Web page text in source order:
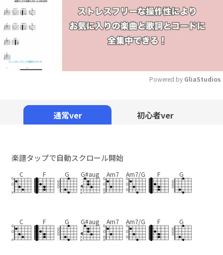
Powered by GliaStudios
通常ver 初心者ver
楽譜タップで自動スクロール開始
C F G G#aug Am7 Am7/G F G
C F G G#aug Am7 Am7/G F G